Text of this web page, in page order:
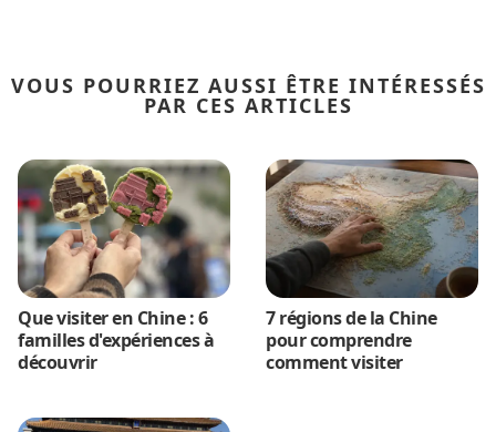
VOUS POURRIEZ AUSSI ÊTRE INTÉRESSÉS
PAR CES ARTICLES
Que visiter en Chine : 6
familles d'expériences à
découvrir
7 régions de la Chine
pour comprendre
comment visiter